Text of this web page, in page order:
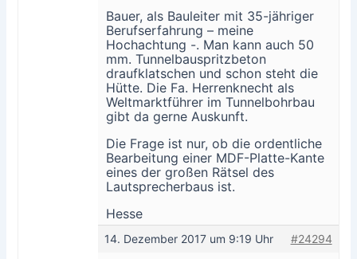
Bauer, als Bauleiter mit 35-jähriger
Berufserfahrung – meine
Hochachtung -. Man kann auch 50
mm. Tunnelbauspritzbeton
draufklatschen und schon steht die
Hütte. Die Fa. Herrenknecht als
Weltmarktführer im Tunnelbohrbau
gibt da gerne Auskunft.
Die Frage ist nur, ob die ordentliche
Bearbeitung einer MDF-Platte-Kante
eines der großen Rätsel des
Lautsprecherbaus ist.
Hesse
14. Dezember 2017 um 9:19 Uhr #24294